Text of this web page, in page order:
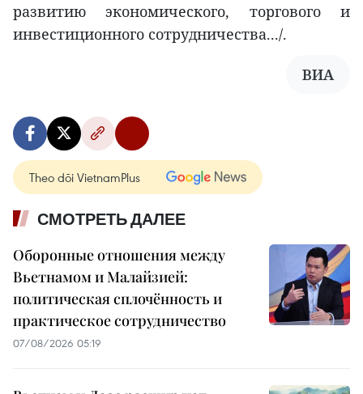
развитию экономического, торгового и
инвестиционного сотрудничества.../.
ВИА
Theo dõi VietnamPlus
СМОТРЕТЬ ДАЛЕЕ
Оборонные отношения между
Вьетнамом и Малайзией:
политическая сплочённость и
практическое сотрудничество
07/08/2026 05:19